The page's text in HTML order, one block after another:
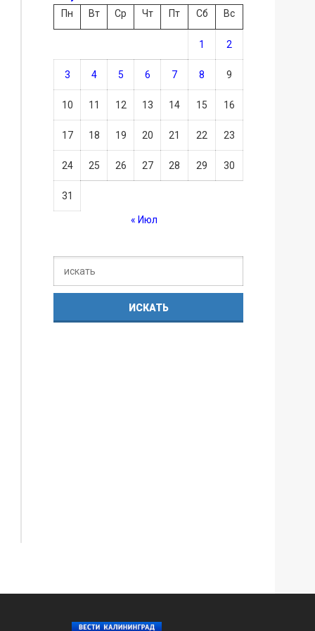
Пн
Вт Ср Чт Пт Сб Вс
1 2
3 4 5 6 7 8 9
10 11 12 13 14 15 16
17 18 19 20 21 22 23
24 25 26 27 28 29 30
31
« Июл